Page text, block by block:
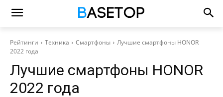
Рейтинги Техника Смартфоны
Лучшие смартфоны HONOR
2022 года
Лучшие смартфоны HONOR
2022 года